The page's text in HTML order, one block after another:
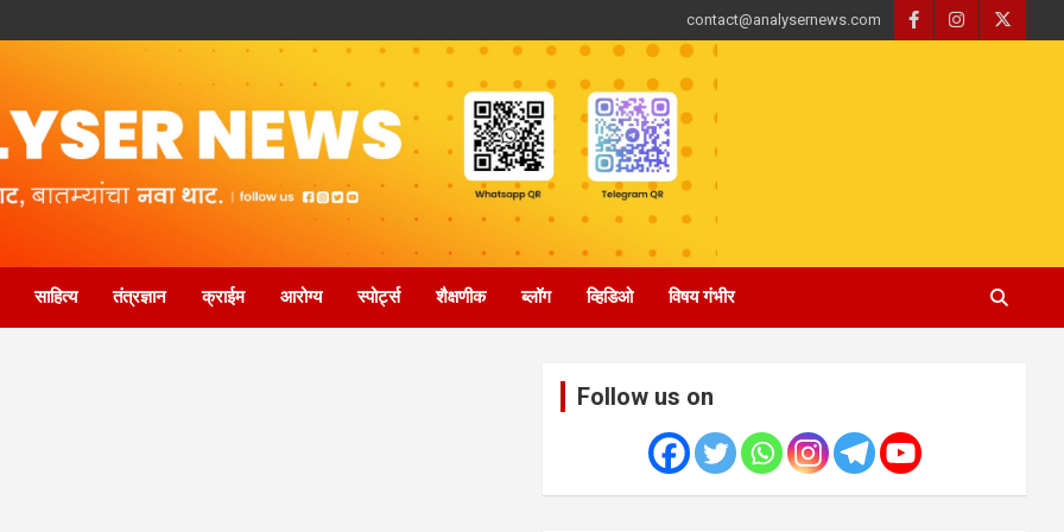
contact@analysernews.com
साहित्य तंत्रज्ञान क्राईम आरोग्य स्पोर्ट्स शैक्षणीक ब्लॉग व्हिडिओ विषय गंभीर
Follow us on